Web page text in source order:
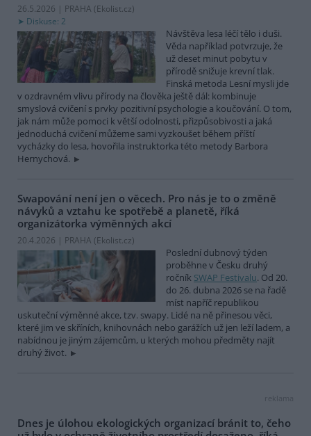
26.5.2026 | PRAHA (Ekolist.cz)
Diskuse: 2
Návštěva lesa léčí tělo i duši.
Věda například potvrzuje, že
už deset minut pobytu v
přírodě snižuje krevní tlak.
Finská metoda Lesní mysli jde
v ozdravném vlivu přírody na člověka ještě dál: kombinuje
smyslová cvičení s prvky pozitivní psychologie a koučování. O tom,
jak nám může pomoci k větší odolnosti, přizpůsobivosti a jaká
jednoduchá cvičení můžeme sami vyzkoušet během příští
vycházky do lesa, hovořila instruktorka této metody Barbora
Hernychová.
Swapování není jen o věcech. Pro nás je to o změně
návyků a vztahu ke spotřebě a planetě, říká
organizátorka výměnných akcí
20.4.2026 | PRAHA (Ekolist.cz)
Poslední dubnový týden
proběhne v Česku druhý
ročník SWAP Festivalu. Od 20.
do 26. dubna 2026 se na řadě
míst napříč republikou
uskuteční výměnné akce, tzv. swapy. Lidé na ně přinesou věci,
které jim ve skříních, knihovnách nebo garážích už jen leží ladem, a
nabídnou je jiným zájemcům, u kterých mohou předměty najít
druhý život.
reklama
Dnes je úlohou ekologických organizací bránit to, čeho